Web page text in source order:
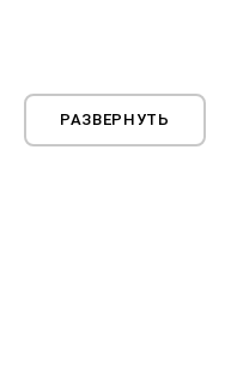
Теория сестринского
Теоретические
РАЗВЕРНУТЬ